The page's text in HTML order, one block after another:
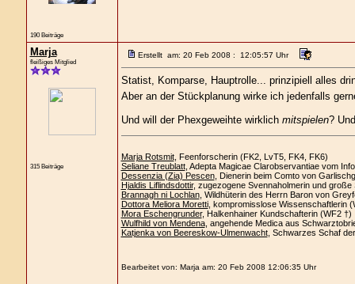
190 Beiträge
Marja
fleißiges Mitglied
315 Beiträge
Erstellt am: 20 Feb 2008 : 12:05:57 Uhr
Statist, Komparse, Hauptrolle... prinzipiell alles
Aber an der Stückplanung wirke ich jedenfalls
Und will der Phexgeweihte wirklich mitspielen?
Marja Rotsmit, Feenforscherin (FK2, LvT5, FK4, FK6)
Seliane Treublatt, Adepta Magicae Clarobservantiae vom
Dessenzia (Zia) Pescen, Dienerin beim Comto von
Hjaldis Liflindsdottir, zugezogene Svennaholmerin und
Brannagh ni Lochlan, Wildhüterin des Herrn Baron von
Dottora Meliora Moretti, kompromisslose Wissenschaftlerin
Mora Eschengrunder, Halkenhainer Kundschafterin (WF2 †)
Wulfhild von Mendena, angehende Medica aus
Katjenka von Beereskow-Ulmenwacht, Schwarzes Schaf
Bearbeitet von: Marja am: 20 Feb 2008 12:06:35 Uhr